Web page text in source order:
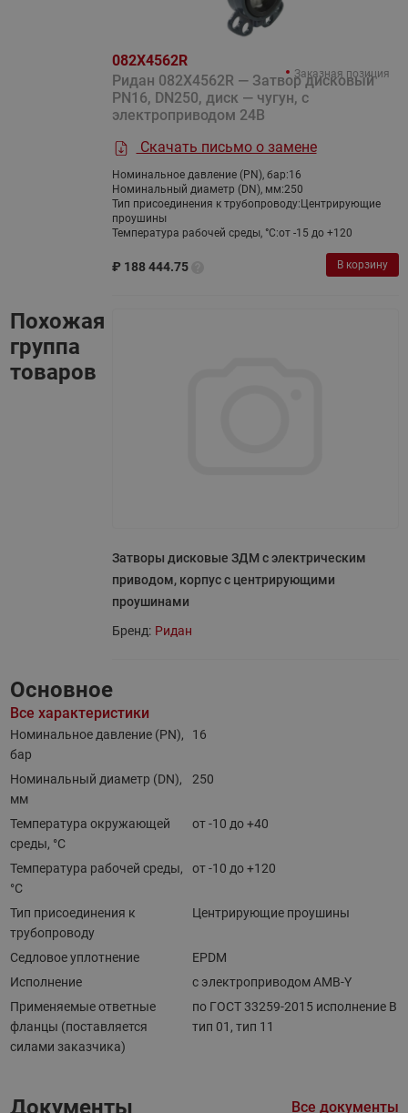
082X4562R
Ридан 082X4562R — Затвор дисковый
PN16, DN250, диск — чугун, с
электроприводом 24В
Скачать письмо о замене
Номинальное давление (PN), бар:16
Номинальный диаметр (DN), мм:250
Тип присоединения к трубопроводу: Центрирующие
проушины
Температура рабочей среды, °С:от -15 до +120
₽ 188 444.75
Заказная позиция
В корзину
Похожая
группа
товаров
Затворы дисковые ЗДМ с электрическим
приводом, корпус с центрирующими
проушинами
Бренд: Ридан
Основное
Все характеристики
Номинальное давление (PN),
бар
16
Номинальный диаметр (DN),
мм
250
Температура окружающей
среды, °С
от -10 до +40
Температура рабочей среды,
°С
от -10 до +120
Тип присоединения к
трубопроводу
Центрирующие проушины
Седловое уплотнение
EPDM
Исполнение
с электроприводом AMB-Y
Применяемые ответные
фланцы (поставляется
силами заказчика)
по ГОСТ 33259-2015 исполнение В
тип 01, тип 11
Документы Все документы